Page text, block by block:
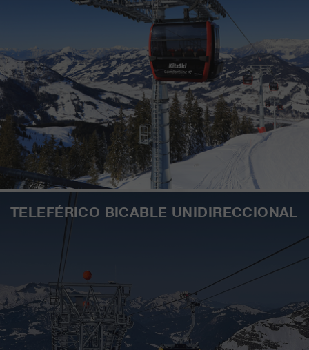
TELEFÉRICO BICABLE UNIDIRECCIONAL